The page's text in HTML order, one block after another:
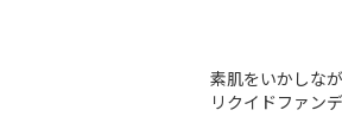
素肌をいかしな
リクイドファン